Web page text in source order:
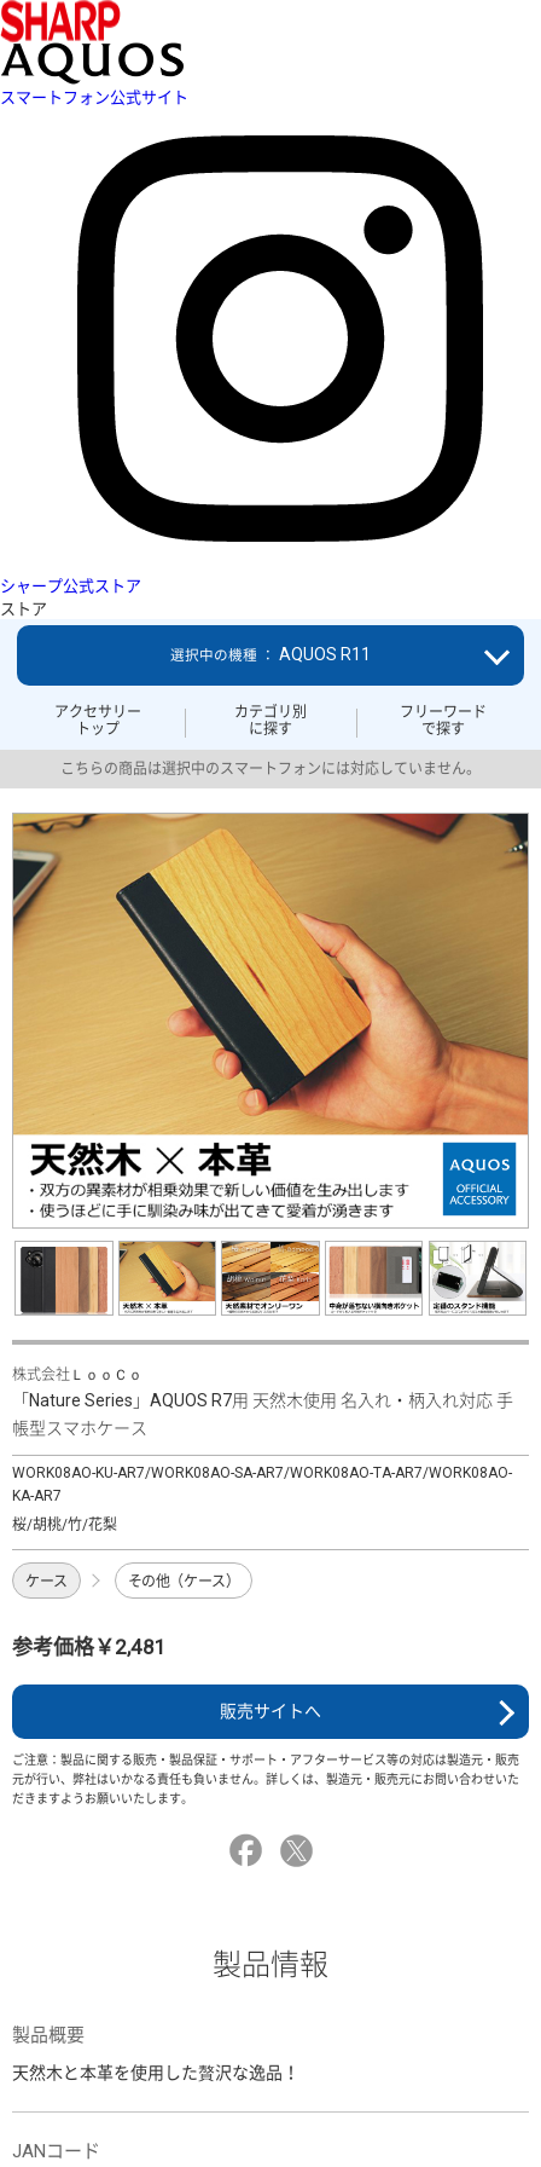
スマートフォン公式サイト
シャープ公式ストア
ストア
アクセサリー
トップ
カテゴリ別
に探す
フリーワード
で探す
選択中の機種 ： AQUOS R11
こちらの商品は選択中のスマートフォンには対応していません。
株式会社ＬｏｏＣｏ
「Nature Series」AQUOS R7用 天然木使用 名入れ・柄入れ対応 手
帳型スマホケース
WORK08AO-KU-AR7/WORK08AO-SA-AR7/WORK08AO-TA-AR7/WORK08AO-
KA-AR7
桜/胡桃/竹/花梨
ケース その他（ケース）
参考価格￥2,481
販売サイトへ
ご注意：製品に関する販売・製品保証・サポート・アフターサービス等の対応は製造元・販売
元が行い、弊社はいかなる責任も負いません。詳しくは、製造元・販売元にお問い合わせいた
だきますようお願いいたします。
製品情報
製品概要
天然木と本革を使用した贅沢な逸品！
JANコード